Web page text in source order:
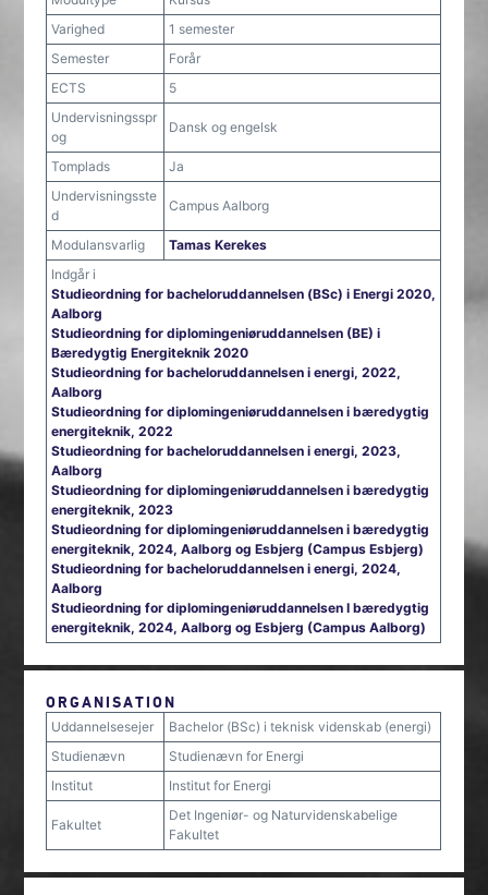
Varighed
1 semester
Semester
Forår
ECTS
5
Undervisningsspr
og
Dansk og engelsk
Tomplads
Ja
Undervisningsste
d
Campus Aalborg
Modulansvarlig
Tamas Kerekes
Indgår i
Studieordning for bacheloruddannelsen (BSc) i Energi 2020,
Aalborg
Studieordning for diplomingeniøruddannelsen (BE) i
Bæredygtig Energiteknik 2020
Studieordning for bacheloruddannelsen i energi, 2022,
Aalborg
Studieordning for diplomingeniøruddannelsen i bæredygtig
energiteknik, 2022
Studieordning for bacheloruddannelsen i energi, 2023,
Aalborg
Studieordning for diplomingeniøruddannelsen i bæredygtig
energiteknik, 2023
Studieordning for diplomingeniøruddannelsen i bæredygtig
energiteknik, 2024, Aalborg og Esbjerg (Campus Esbjerg)
Studieordning for bacheloruddannelsen i energi, 2024,
Aalborg
Studieordning for diplomingeniøruddannelsen I bæredygtig
energiteknik, 2024, Aalborg og Esbjerg (Campus Aalborg)
ORGANISATION
Uddannelsesejer
Bachelor (BSc) i teknisk videnskab (energi)
Studienævn
Studienævn for Energi
Institut
Institut for Energi
Fakultet
Det Ingeniør- og Naturvidenskabelige
Fakultet